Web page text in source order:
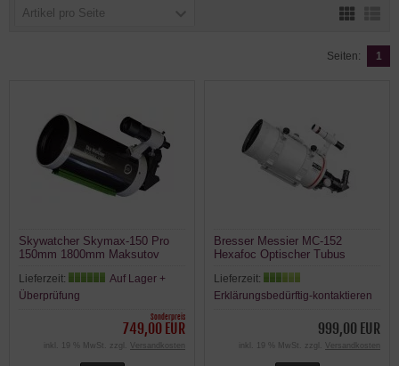
Artikel pro Seite
Seiten: 1
Skywatcher Skymax-150 Pro
150mm 1800mm Maksutov
Lieferzeit:
Auf Lager +
Überprüfung
Sonderpreis
749,00 EUR
inkl. 19 % MwSt. zzgl. Versandkosten
Bresser Messier MC-152
Hexafoc Optischer Tubus
Lieferzeit:
Erklärungsbedürftig-kontaktieren
999,00 EUR
inkl. 19 % MwSt. zzgl. Versandkosten